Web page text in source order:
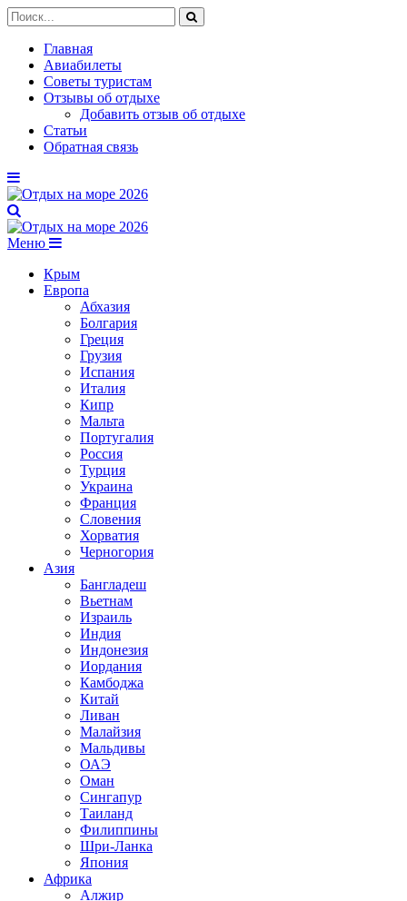
Главная
Авиабилеты
Советы туристам
Отзывы об отдыхе
Добавить отзыв об отдыхе
Статьи
Обратная связь
Меню
Крым
Европа
Абхазия
Болгария
Греция
Грузия
Испания
Италия
Кипр
Мальта
Португалия
Россия
Турция
Украина
Франция
Словения
Хорватия
Черногория
Азия
Бангладеш
Вьетнам
Израиль
Индия
Индонезия
Иордания
Камбоджа
Китай
Ливан
Малайзия
Мальдивы
ОАЭ
Оман
Сингапур
Таиланд
Филиппины
Шри-Ланка
Япония
Африка
Алжир